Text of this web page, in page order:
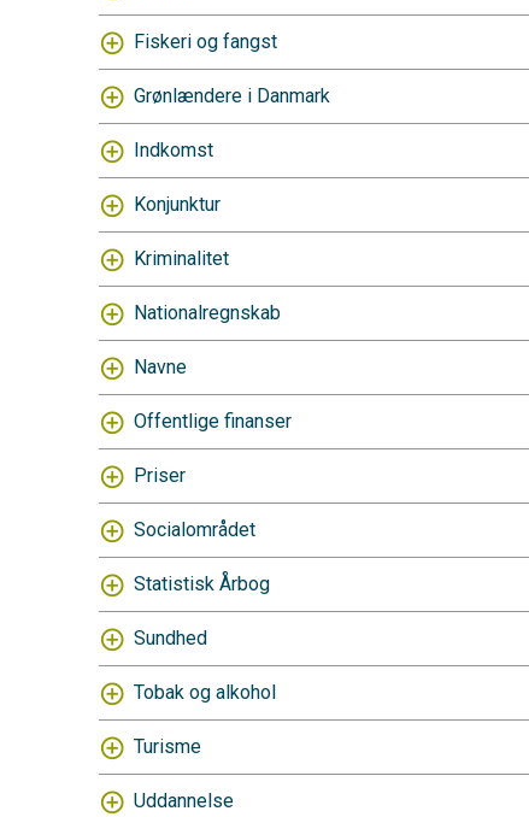
Fiskeri og fangst
Grønlændere i Danmark
Indkomst
Konjunktur
Kriminalitet
Nationalregnskab
Navne
Offentlige finanser
Priser
Socialområdet
Statistisk Årbog
Sundhed
Tobak og alkohol
Turisme
Uddannelse